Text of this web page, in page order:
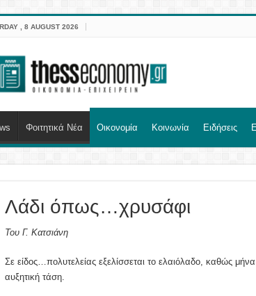
, 8 AUGUST 2026
Φοιτητικά Νέα Οικονομία Κοινωνία Ειδήσεις
Λάδι όπως…χρυσάφι
Του Γ. Κατσιάνη
Σε είδος…πολυτελείας εξελίσσεται το ελαιόλαδο, καθώς
αυξητική τάση.